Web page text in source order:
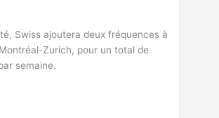
Swiss ajoutera deux fréquences à
Zurich, pour un total de
semaine.